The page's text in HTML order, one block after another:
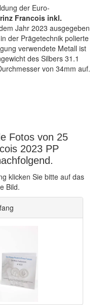
der Euro-
Francois inkl.
Jahr 2023 ausgegeben
der Prägetechnik polierte
verwendete Metall ist
des Silbers 31.1
von 34mm auf.
Fotos von 25
2023 PP
klicken Sie bitte auf das
Bild.